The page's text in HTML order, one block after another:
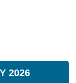
2026